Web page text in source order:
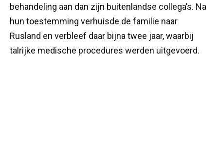
behandeling aan dan zijn buitenlandse collega’s. Na
hun toestemming verhuisde de familie naar
Rusland en verbleef daar bijna twee jaar, waarbij
talrijke medische procedures werden uitgevoerd.